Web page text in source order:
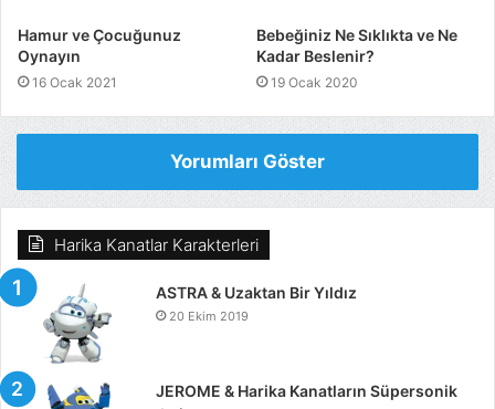
Hamur ve Çocuğunuz
Oynayın
16 Ocak 2021
Bebeğiniz Ne Sıklıkta ve Ne
Kadar Beslenir?
19 Ocak 2020
Yorumları Göster
Harika Kanatlar Karakterleri
ASTRA & Uzaktan Bir Yıldız
20 Ekim 2019
JEROME & Harika Kanatların Süpersonik